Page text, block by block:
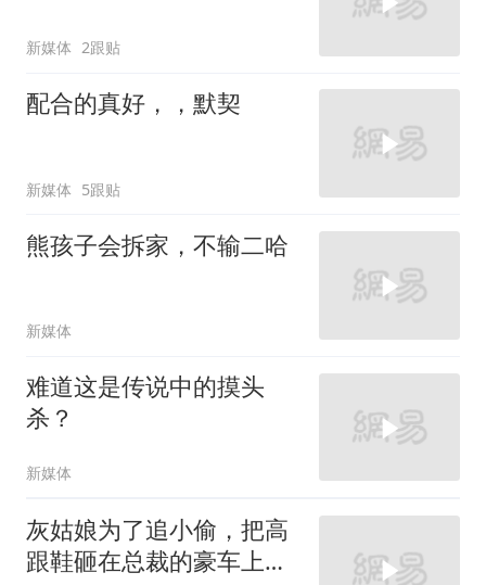
新媒体 2跟贴
配合的真好，，默契
新媒体 5跟贴
熊孩子会拆家，不输二哈
新媒体
难道这是传说中的摸头
杀？
新媒体
灰姑娘为了追小偷，把高
跟鞋砸在总裁的豪车上，